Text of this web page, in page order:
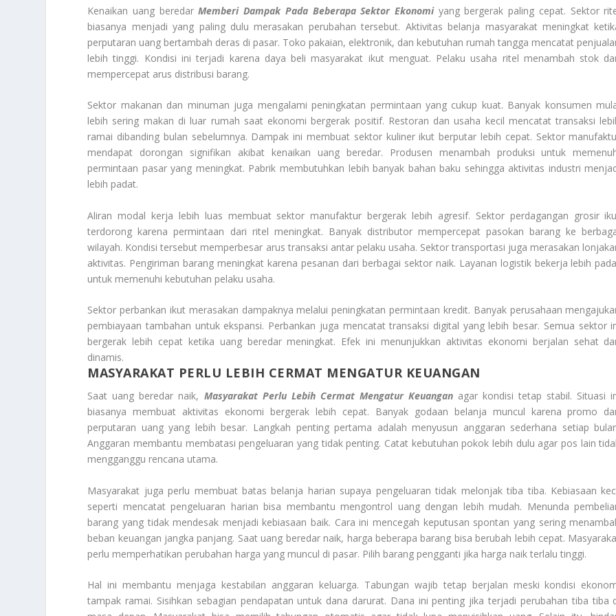
Kenaikan uang beredarMemberi Dampak Pada Beberapa Sektor Ekonomiyang bergerak paling cepat. Sektor
biasanya menjadi yang paling dulu merasakan perubahan tersebut. Aktivitas belanja masyarakat meningkat
perputaran uang bertambah deras di pasar. Toko pakaian, elektronik, dan kebutuhan rumah tangga mencatat
lebih tinggi. Kondisi ini terjadi karena daya beli masyarakat ikut menguat. Pelaku usaha ritel menambah stok
mempercepat arus distribusi barang.
Sektor makanan dan minuman juga mengalami peningkatan permintaan yang cukup kuat. Banyak konsumen
lebih sering makan di luar rumah saat ekonomi bergerak positif. Restoran dan usaha kecil mencatat transaksi
ramai dibanding bulan sebelumnya. Dampak ini membuat sektor kuliner ikut berputar lebih cepat. Sektor
mendapat dorongan signifikan akibat kenaikan uang beredar. Produsen menambah produksi untuk
permintaan pasar yang meningkat. Pabrik membutuhkan lebih banyak bahan baku sehingga aktivitas industri
lebih padat.
Aliran modal kerja lebih luas membuat sektor manufaktur bergerak lebih agresif. Sektor perdagangan grosir
terdorong karena permintaan dari ritel meningkat. Banyak distributor mempercepat pasokan barang ke
wilayah. Kondisi tersebut memperbesar arus transaksi antar pelaku usaha. Sektor transportasi juga merasakan
aktivitas. Pengiriman barang meningkat karena pesanan dari berbagai sektor naik. Layanan logistik bekerja lebih
untuk memenuhi kebutuhan pelaku usaha.
Sektor perbankan ikut merasakan dampaknya melalui peningkatan permintaan kredit. Banyak perusahaan
pembiayaan tambahan untuk ekspansi. Perbankan juga mencatat transaksi digital yang lebih besar. Semua sektor
bergerak lebih cepat ketika uang beredar meningkat. Efek ini menunjukkan aktivitas ekonomi berjalan sehat
dinamis.
MASYARAKAT PERLU LEBIH CERMAT MENGATUR KEUANGAN
Saat uang beredar naik, Masyarakat Perlu Lebih Cermat Mengatur Keuanganagar kondisi tetap stabil. Situasi
biasanya membuat aktivitas ekonomi bergerak lebih cepat. Banyak godaan belanja muncul karena promo
perputaran uang yang lebih besar. Langkah penting pertama adalah menyusun anggaran sederhana setiap
Anggaran membantu membatasi pengeluaran yang tidak penting. Catat kebutuhan pokok lebih dulu agar pos lain
mengganggu rencana utama.
Masyarakat juga perlu membuat batas belanja harian supaya pengeluaran tidak melonjak tiba tiba. Kebiasaan
seperti mencatat pengeluaran harian bisa membantu mengontrol uang dengan lebih mudah. Menunda
barang yang tidak mendesak menjadi kebiasaan baik. Cara ini mencegah keputusan spontan yang sering
beban keuangan jangka panjang. Saat uang beredar naik, harga beberapa barang bisa berubah lebih cepat.
perlu memperhatikan perubahan harga yang muncul di pasar. Pilih barang pengganti jika harga naik terlalu tinggi.
Hal ini membantu menjaga kestabilan anggaran keluarga. Tabungan wajib tetap berjalan meski kondisi
tampak ramai. Sisihkan sebagian pendapatan untuk dana darurat. Dana ini penting jika terjadi perubahan tiba tiba